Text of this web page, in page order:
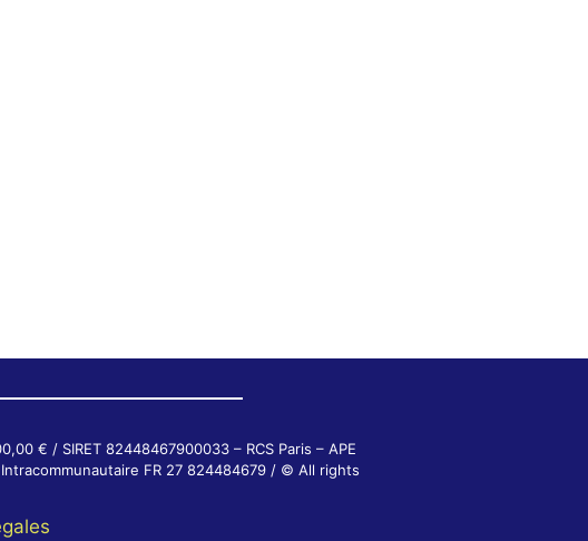
€ / SIRET 82448467900033 – RCS Paris – APE
FR 27 824484679 / © All rights